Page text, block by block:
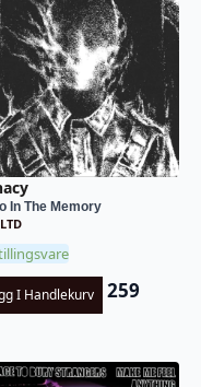
In The Memory
I Handlekurv 259